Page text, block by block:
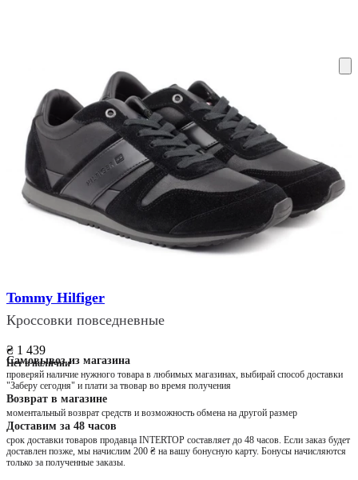
Tommy Hilfiger
Кроссовки повседневные
₴ 1 439
Нет в наличии
Самовывоз из магазина
проверяй наличие нужного товара в любимых магазинах, выбирай способ доставки
"Заберу сегодня" и плати за твовар во время получения
Возврат в магазине
моментальный возврат средств и возможность обмена на другой размер
Доставим за 48 часов
срок доставки товаров продавца INTERTOP составляет до 48 часов. Если заказ будет
доставлен позже, мы начислим 200 ₴ на вашу бонусную карту. Бонусы начисляются
только за полученные заказы.